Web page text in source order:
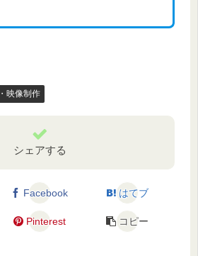
映像制作
シェアする
Facebook はてブ
Pinterest コピー